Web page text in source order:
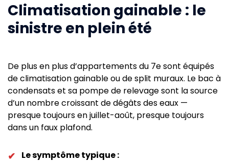
Climatisation gainable : le
sinistre en plein été
De plus en plus d’appartements du 7e sont équipés
de climatisation gainable ou de split muraux. Le bac à
condensats et sa pompe de relevage sont la source
d’un nombre croissant de dégâts des eaux —
presque toujours en juillet-août, presque toujours
dans un faux plafond.
✔
Le symptôme typique :